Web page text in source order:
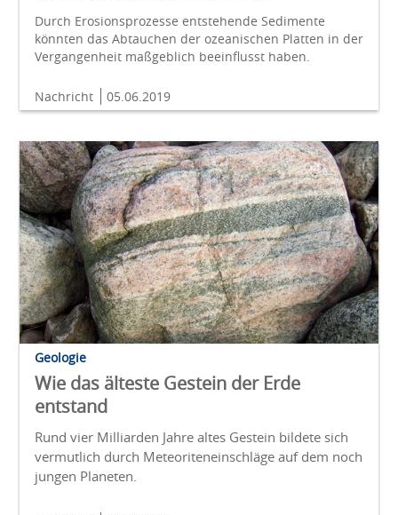
Durch Erosionsprozesse entstehende Sedimente
könnten das Abtauchen der ozeanischen Platten in der
Vergangenheit maßgeblich beeinflusst haben.
Nachricht 05.06.2019
Geologie
Wie das älteste Gestein der Erde
entstand
Rund vier Milliarden Jahre altes Gestein bildete sich
vermutlich durch Meteoriteneinschläge auf dem noch
jungen Planeten.